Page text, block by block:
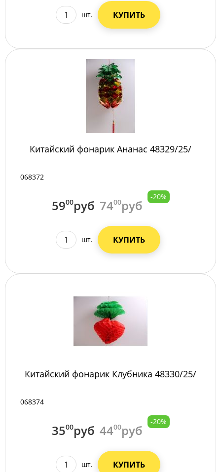
шт. КУПИТЬ
Китайский фонарик Ананас 48329/25/
068372
5900руб 7400руб
-20%
шт. КУПИТЬ
Китайский фонарик Клубника 48330/25/
068374
3500руб 4400руб
-20%
шт. КУПИТЬ